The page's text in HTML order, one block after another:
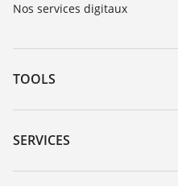
Nos services digitaux
TOOLS
Téléchargements
Recherche par numéro de série
SERVICES
Retour d'appareil